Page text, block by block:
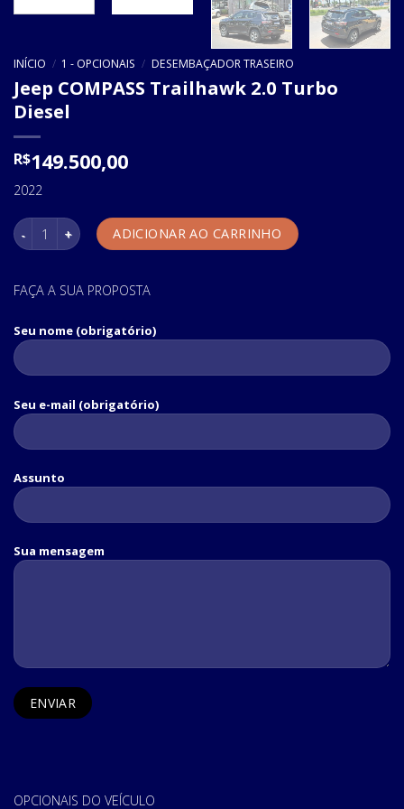
INÍCIO / 1 - OPCIONAIS / DESEMBAÇADOR TRASEIRO
Jeep COMPASS Trailhawk 2.0 Turbo
Diesel
R$149.500,00
2022
Jeep COMPASS Trailhawk 2.0 Turbo Diesel quantidade
ADICIONAR AO CARRINHO
FAÇA A SUA PROPOSTA
Seu nome (obrigatório)
Seu e-mail (obrigatório)
Assunto
Sua mensagem
OPCIONAIS DO VEÍCULO